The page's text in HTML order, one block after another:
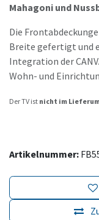
Mahagoni und
Die
Breite gefertigt und
Integration der
Wohn- und
Der TV ist nicht im
Artikelnummer: